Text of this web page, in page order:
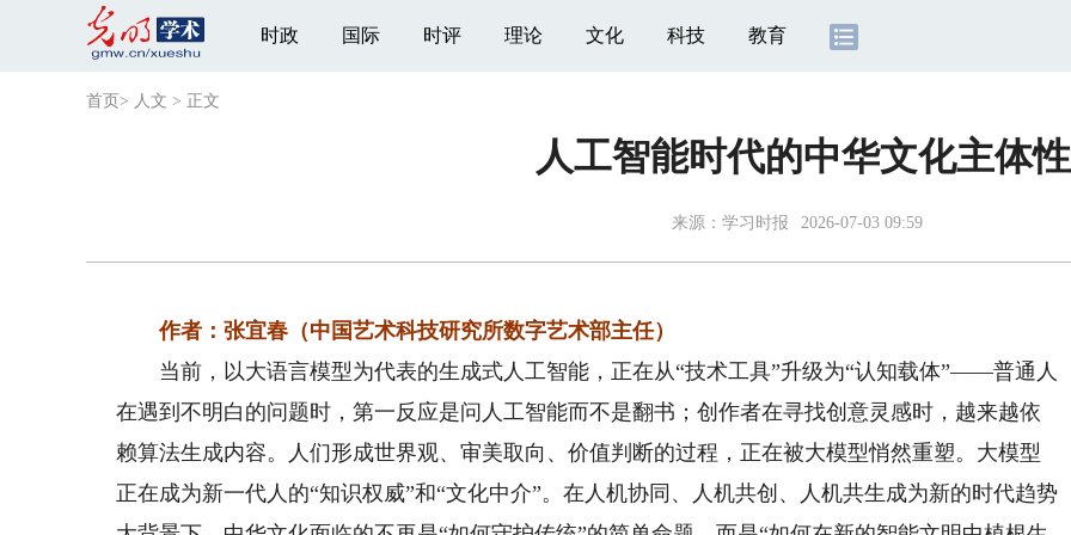
时政 国际 时评 理论 文化 科技 教育
首页 > 人文 > 正文
人工智能时代的中华文化主体性
来源： 学习时报 2026-07-03 09:59
作者：张宜春（中国艺术科技研究所数字艺术部主任）
当前，以大语言模型为代表的生成式人工智能，正在从“技术工具”升级为“认知载体”——普通人
在遇到不明白的问题时，第一反应是问人工智能而不是翻书；创作者在寻找创意灵感时，越来越依
赖算法生成内容。人们形成世界观、审美取向、价值判断的过程，正在被大模型悄然重塑。大模型
正在成为新一代人的“知识权威”和“文化中介”。在人机协同、人机共创、人机共生成为新的时代趋势